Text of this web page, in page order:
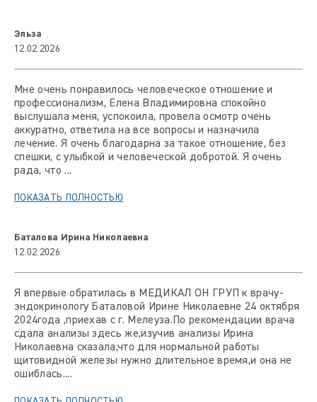
Эльза
12.02.2026
Мне очень понравилось человеческое отношение и
профессионализм, Елена Владимировна спокойно
выслушала меня, успокоила, провела осмотр очень
аккуратно, ответила на все вопросы и назначила
лечение. Я очень благодарна за такое отношение, без
спешки, с улыбкой и человеческой добротой. Я очень
рада, что ...
ПОКАЗАТЬ ПОЛНОСТЬЮ
Баталова Ирина Николаевна
12.02.2026
Я впервые обратилась в МЕДИКАЛ ОН ГРУП к врачу-
эндокринологу Баталовой Ирине Николаевне 24 октября
2024года ,приехав с г. Мелеуза.По рекомендации врача
сдала анализы здесь же,изучив анализы Ирина
Николаевна сказала,что для нормальной работы
щитовидной железы нужно длительное время,и она не
ошиблась....